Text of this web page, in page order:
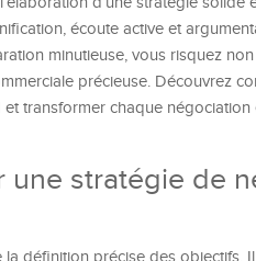
écoute active et
minutieuse, vous risquez
précieuse. Découvrez
transformer chaque négociation
une stratégie de
définition précise des objectifs.